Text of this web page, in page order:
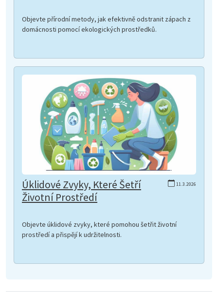
Objevte přírodní metody, jak efektivně odstranit zápach z
domácnosti pomocí ekologických prostředků.
11.3.2026
Úklidové Zvyky, Které Šetří
Životní Prostředí
Objevte úklidové zvyky, které pomohou šetřit životní
prostředí a přispějí k udržitelnosti.